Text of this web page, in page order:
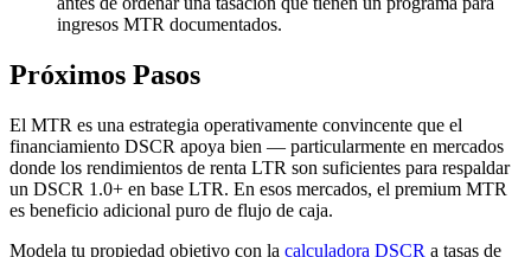
ingresos MTR documentados.
Próximos Pasos
El MTR es una estrategia operativamente convincente que el
financiamiento DSCR apoya bien — particularmente en mercados
donde los rendimientos de renta LTR son suficientes para respaldar
un DSCR 1.0+ en base LTR. En esos mercados, el premium MTR
es beneficio adicional puro de flujo de caja.
Modela tu propiedad objetivo con la calculadora DSCR a tasas de